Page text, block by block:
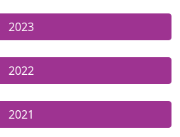
2023
2022
2021